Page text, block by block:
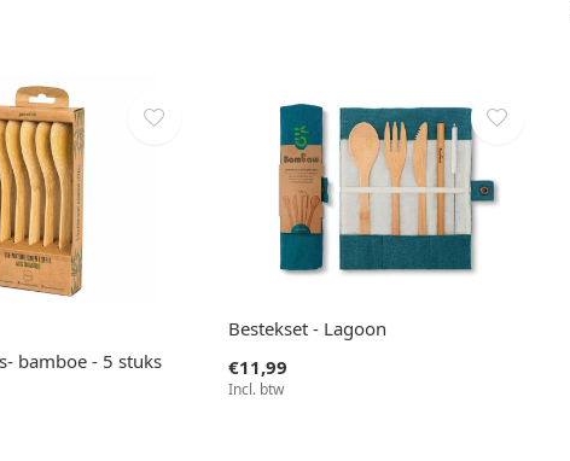
bamboe - 5 stuks
Bestekset - Lagoon
€11,99
Incl. btw